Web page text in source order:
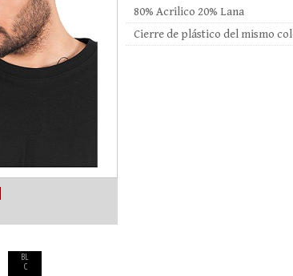
BL
C
80% Acrilico 20% Lana
Cierre de plástico del mismo